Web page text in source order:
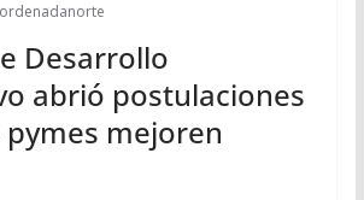
Desarrollo
abrió postulaciones
mejoren